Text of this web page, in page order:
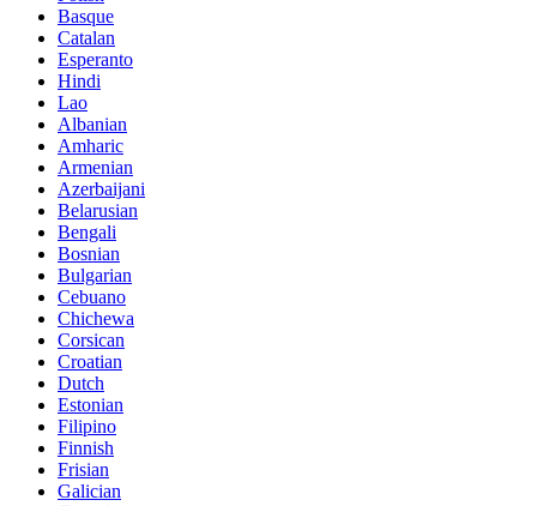
Basque
Catalan
Esperanto
Hindi
Lao
Albanian
Amharic
Armenian
Azerbaijani
Belarusian
Bengali
Bosnian
Bulgarian
Cebuano
Chichewa
Corsican
Croatian
Dutch
Estonian
Filipino
Finnish
Frisian
Galician